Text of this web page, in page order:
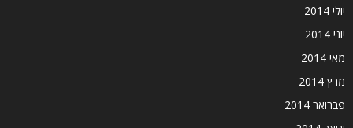
יולי 2014
יוני 2014
מאי 2014
מרץ 2014
פברואר 2014